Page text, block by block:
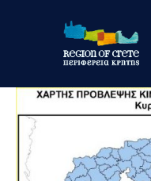
Περιφέρεια
Έργα